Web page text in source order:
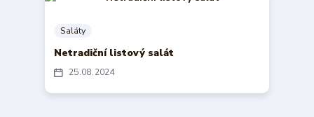
25 08 2024
Saláty
Netradiční listový salát